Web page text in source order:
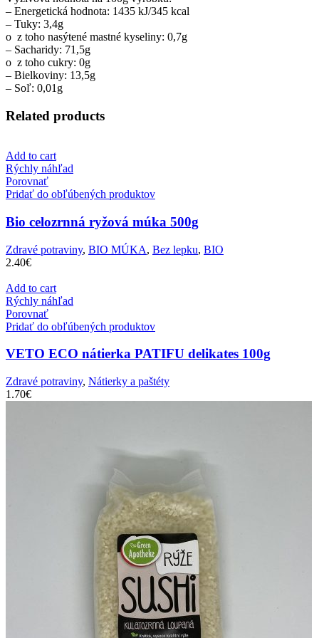
– Energetická hodnota: 1435 kJ/345 kcal
– Tuky: 3,4g
o z toho nasýtené mastné kyseliny: 0,7g
– Sacharidy: 71,5g
o z toho cukry: 0g
– Bielkoviny: 13,5g
– Soľ: 0,01g
Related products
Add to cart
Rýchly náhľad
Porovnať
Pridať do obľúbených produktov
Bio celozrnná ryžová múka 500g
Zdravé potraviny, BIO MÚKA, Bez lepku, BIO
2.40€
Add to cart
Rýchly náhľad
Porovnať
Pridať do obľúbených produktov
VETO ECO nátierka PATIFU delikates 100g
Zdravé potraviny, Nátierky a paštéty
1.70€